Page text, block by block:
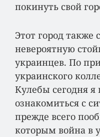
покинуть свой
Этот город также
невероятную
украинцев. По
украинского
Кулебы сегодня
ознакомиться с
прежде всего
которым война в